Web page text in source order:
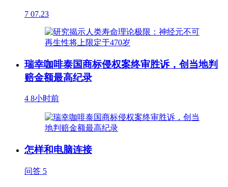
7 07.23
瑞幸咖啡泰国商标侵权案终审胜诉，创当地判
赔金额最高纪录
4 8小时前
怎样和电脑连接
问答 5